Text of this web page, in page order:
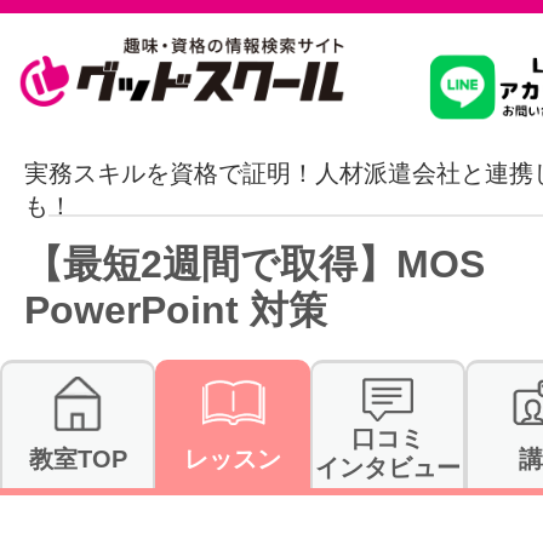
習いたいこ
スクールを
駅・路線か
通信講座を
実務スキルを資格で証明！人材派遣会社と連携
も！
【最短2週間で取得】MOS
PowerPoint 対策
教室TOP レッスン
口コミ
インタビュー